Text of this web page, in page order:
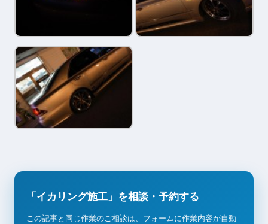
「イカリング施工」を相談・予約する
この記事と同じ作業のご相談は、フォームに作業内容が自動